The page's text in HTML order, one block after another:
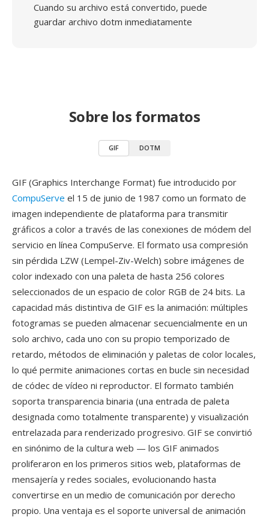
Cuando su archivo está convertido, puede
guardar archivo dotm inmediatamente
Sobre los formatos
GIF DOTM
GIF (Graphics Interchange Format) fue introducido por
CompuServe el 15 de junio de 1987 como un formato de
imagen independiente de plataforma para transmitir
gráficos a color a través de las conexiones de módem del
servicio en línea CompuServe. El formato usa compresión
sin pérdida LZW (Lempel-Ziv-Welch) sobre imágenes de
color indexado con una paleta de hasta 256 colores
seleccionados de un espacio de color RGB de 24 bits. La
capacidad más distintiva de GIF es la animación: múltiples
fotogramas se pueden almacenar secuencialmente en un
solo archivo, cada uno con su propio temporizado de
retardo, métodos de eliminación y paletas de color locales,
lo qué permite animaciones cortas en bucle sin necesidad
de códec de vídeo ni reproductor. El formato también
soporta transparencia binaria (una entrada de paleta
designada como totalmente transparente) y visualización
entrelazada para renderizado progresivo. GIF se convirtió
en sinónimo de la cultura web — los GIF animados
proliferaron en los primeros sitios web, plataformas de
mensajería y redes sociales, evolucionando hasta
convertirse en un medio de comunicación por derecho
propio. Una ventaja es el soporte universal de animación